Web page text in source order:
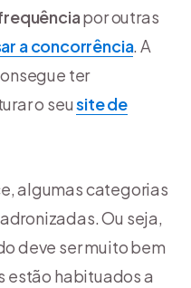
por outras
a concorrência. A
ter
o seusite de
algumas categorias
Ou seja,
deve ser muito bem
estão habituados a